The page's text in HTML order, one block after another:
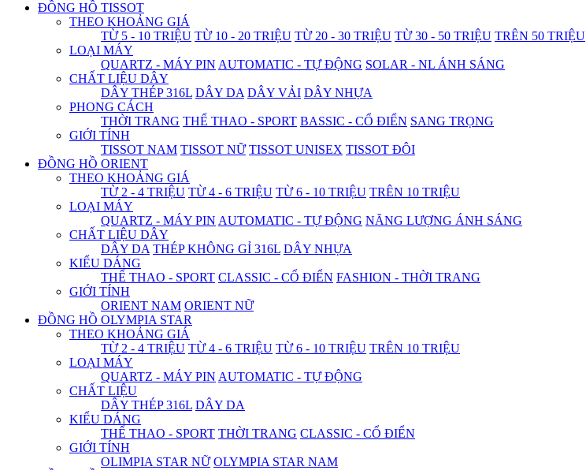
ĐỒNG HỒ TISSOT
THEO KHOẢNG GIÁ
TỪ 5 - 10 TRIỆU TỪ 10 - 20 TRIỆU TỪ 20 - 30 TRIỆU TỪ 30 - 50 TRIỆU TRÊN 50 TRIỆU
LOẠI MÁY
QUARTZ - MÁY PIN AUTOMATIC - TỰ ĐỘNG SOLAR - NL ÁNH SÁNG
CHẤT LIỆU DÂY
DÂY THÉP 316L DÂY DA DÂY VẢI DÂY NHỰA
PHONG CÁCH
THỜI TRANG THỂ THAO - SPORT BASSIC - CỔ ĐIỂN SANG TRỌNG
GIỚI TÍNH
TISSOT NAM TISSOT NỮ TISSOT UNISEX TISSOT ĐÔI
ĐỒNG HỒ ORIENT
THEO KHOẢNG GIÁ
TỪ 2 - 4 TRIỆU TỪ 4 - 6 TRIỆU TỪ 6 - 10 TRIỆU TRÊN 10 TRIỆU
LOẠI MÁY
QUARTZ - MÁY PIN AUTOMATIC - TỰ ĐỘNG NĂNG LƯỢNG ÁNH SÁNG
CHẤT LIỆU DÂY
DÂY DA THÉP KHÔNG GỈ 316L DÂY NHỰA
KIỂU DÁNG
THỂ THAO - SPORT CLASSIC - CỔ ĐIỂN FASHION - THỜI TRANG
GIỚI TÍNH
ORIENT NAM ORIENT NỮ
ĐỒNG HỒ OLYMPIA STAR
THEO KHOẢNG GIÁ
TỪ 2 - 4 TRIỆU TỪ 4 - 6 TRIỆU TỪ 6 - 10 TRIỆU TRÊN 10 TRIỆU
LOẠI MÁY
QUARTZ - MÁY PIN AUTOMATIC - TỰ ĐỘNG
CHẤT LIỆU
DÂY THÉP 316L DÂY DA
KIỂU DÁNG
THỂ THAO - SPORT THỜI TRANG CLASSIC - CỔ ĐIỂN
GIỚI TÍNH
OLIMPIA STAR NỮ OLYMPIA STAR NAM